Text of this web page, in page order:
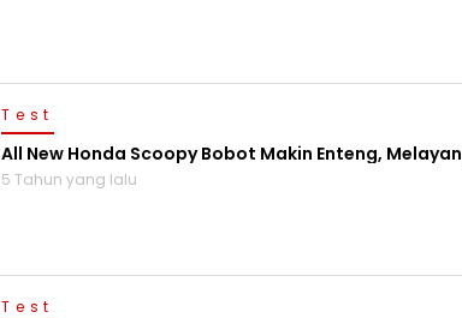
Test
All New Honda Scoopy Bobot Makin Enteng,
5 Tahun yang lalu
Test